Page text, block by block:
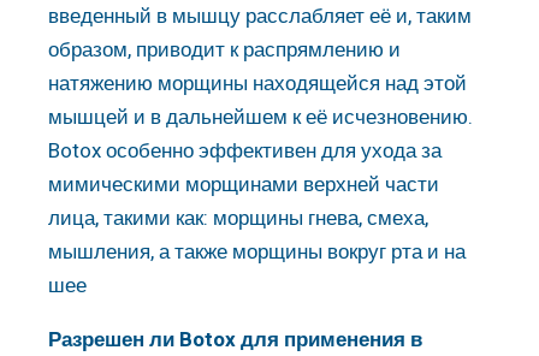
введенный в мышцу расслабляет её и, таким
образом, приводит к распрямлению и
натяжению морщины находящейся над этой
мышцей и в дальнейшем к её исчезновению.
Botox особенно эффективен для ухода за
мимическими морщинами верхней части
лица, такими как: морщины гнева, смеха,
мышления, а также морщины вокруг рта и на
шее
Разрешен ли Botox для применения в